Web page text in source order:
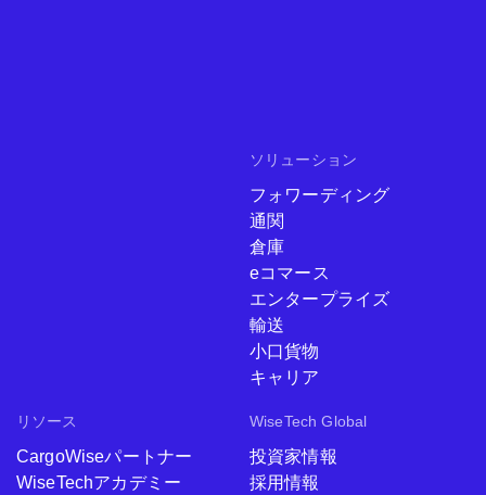
ソリューション
フォワーディング
通関
倉庫
eコマース
エンタープライズ
輸送
小口貨物
キャリア
リソース
CargoWiseパートナー
WiseTechアカデミー
WiseTech Global
投資家情報
採用情報